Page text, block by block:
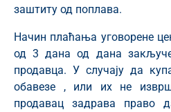
заштиту од поплава.
Начин плаћања уговорене
од 3 дана од дана
продавца. У случају да
обавезе , или их не
продавац задрава право